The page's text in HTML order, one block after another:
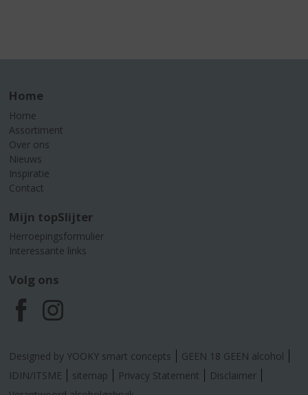
Home
Home
Assortiment
Over ons
Nieuws
Inspiratie
Contact
Mijn topSlijter
Herroepingsformulier
Interessante links
Volg ons
F
a
c
I
n
s
Designed by YOOKY smart concepts
GEEN 18 GEEN alcohol
IDIN/ITSME
sitemap Privacy Statement
Disclaimer